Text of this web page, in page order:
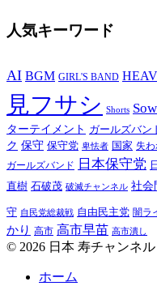
人気キーワード
AI BGM GIRL'S BAND
見フサシ Shorts
ターテイメント ガールズバン
ク 保守 保守党 卑怯者 国家 失
ガールズバンド
日本保守党
直樹 石破茂 破滅チャンネル 社会
守 自民党総裁戦 自由民主党 闇ラ
かり 高市 高市早苗 高市潰し
© 2026 日本 寿チャンネル
ホーム